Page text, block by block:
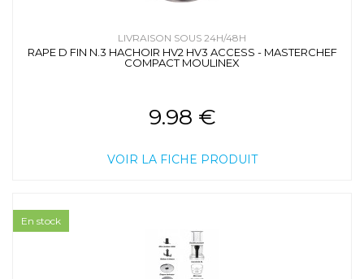
LIVRAISON SOUS 24H/48H
RAPE D FIN N.3 HACHOIR HV2 HV3 ACCESS - MASTERCHEF
COMPACT MOULINEX
9.98 €
VOIR LA FICHE PRODUIT
En stock